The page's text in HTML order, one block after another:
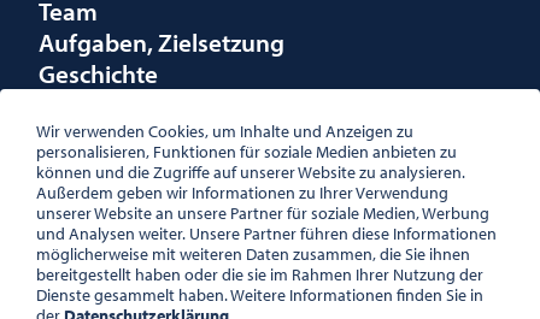
Team
Aufgaben, Zielsetzung
Geschichte
Förderungen
Logo
ÖSTERREICHISCHE
GESELLSCHAFT FÜR LITERATUR
Wir verwenden Cookies, um Inhalte und Anzeigen zu
personalisieren, Funktionen für soziale Medien anbieten zu
können und die Zugriffe auf unserer Website zu analysieren.
Außerdem geben wir Informationen zu Ihrer Verwendung
unserer Website an unsere Partner für soziale Medien, Werbung
und Analysen weiter. Unsere Partner führen diese Informationen
möglicherweise mit weiteren Daten zusammen, die Sie ihnen
bereitgestellt haben oder die sie im Rahmen Ihrer Nutzung der
Dienste gesammelt haben. Weitere Informationen finden Sie in